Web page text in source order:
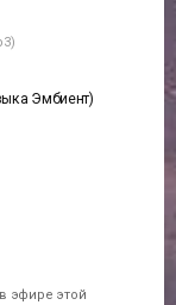
Эмбиент)
эфире этой